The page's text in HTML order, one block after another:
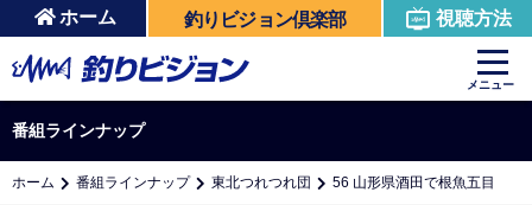
ホーム 釣りビジョン倶楽部 視聴方法
メニュー
番組ラインナップ
ホーム 番組ラインナップ 東北つれつれ団 56 山形県酒田で根魚五目